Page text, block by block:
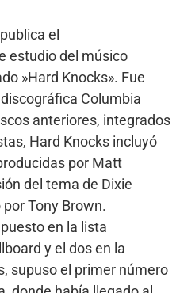
el
estudio del músico
»Hard Knocks». Fue
Columbia
anteriores, integrados
Hard Knocks incluyó
por Matt
del tema de Dixie
por Tony Brown.
en la lista
y el dos en la
supuso el primer número